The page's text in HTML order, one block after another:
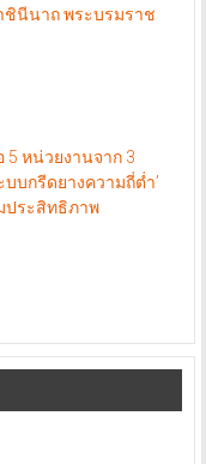
ชินีนาถ พระบรมราช
5 หน่วยงานจาก 3
บบกรีดยางความถี่ต่ำ’
ประสิทธิภาพ